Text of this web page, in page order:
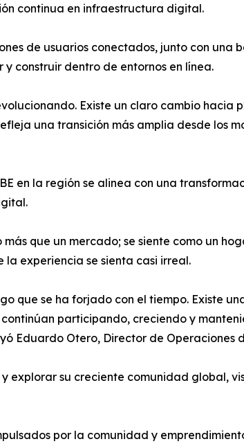
continua en infraestructura digital.
de usuarios conectados, junto con
construir dentro de entornos en línea.
Existe un claro cambio
una transición más amplia desde los
en la región se alinea con una
que un mercado; se siente como un
experiencia se sienta casi irreal.
que se ha forjado con el tiempo. Existe
participando, creciendo y
Eduardo Otero, Director de Operaciones
explorar su creciente comunidad global,
por la comunidad y